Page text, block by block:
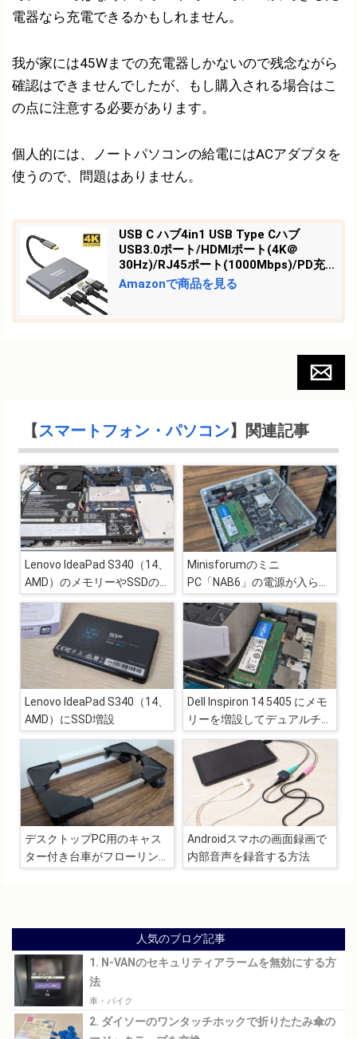
電器なら充電できるかもしれません。
我が家には45Wまでの充電器しかないので残念ながら
確認はできませんでしたが、もし購入される場合はこ
の点に注意する必要があります。
個人的には、ノートパソコンの給電にはACアダプタを
使うので、問題はありません。
USB C ハブ4in1 USB Type Cハブ
USB3.0ポート/HDMIポート(4K＠
30Hz)/RJ45ポート(1000Mbps)/PD充
電ポート（60W ）MacBook、Macbook
Pro 2018/2017/2016、Samsung
(4in1)
Amazonで商品を見る
【スマートフォン・パソコン】関連記事
Lenovo IdeaPad S340（14、
AMD）のメモリーやSSDの
増設について
Minisforumのミニ
PC「NAB6」の電源が入らな
くなりました
Lenovo IdeaPad S340（14、
AMD）にSSD増設
Dell Inspiron 14 5405 にメモ
リーを増設してデュアルチャ
ネル駆動
デスクトップPC用のキャス
ター付き台車がフローリング
Androidスマホの画面録画で
内部音声を録音する方法
人気のブログ記事
1. N-VANのセキュリティアラームを無効にする方
法
車・バイク
2. ダイソーのワンタッチホックで折りたたみ傘の